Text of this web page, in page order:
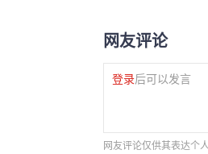
网友评论
登录后可以发言
网友评论仅供其表达个